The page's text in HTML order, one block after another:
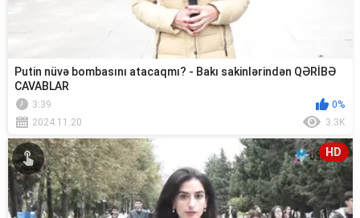
Putin nüvə bombasını atacaqmı? - Bakı sakinlərindən QƏRİBƏ
CAVABLAR
3:39
0%
2024.11.20
3.3K
HD